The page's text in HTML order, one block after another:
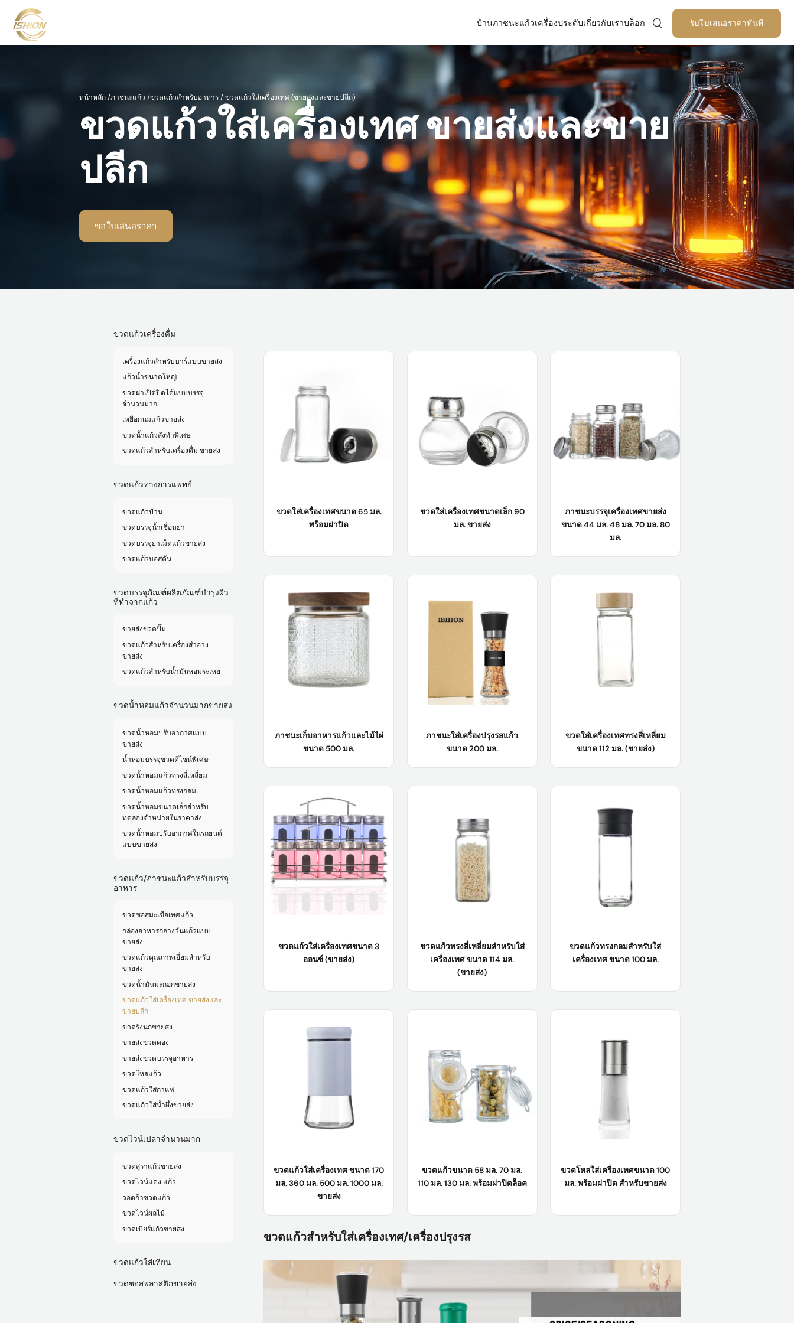
บ้านภาชนะแก้วเครื่องประดับ
ฝาปิดภาชนะแก้ว
กล่องขวดแก้ว
ปั๊มสเปรย์สำหรับภาชนะ
แก้ว
เกี่ยวกับเราบล็อก รับใบเสนอราคาทันที
หน้าหลัก/ภาชนะแก้ว /ขวดแก้วสำหรับอาหาร / ขวดแก้วใส่เครื่องเทศ (ขายส่งและขายปลีก)
ขวดแก้วใส่เครื่องเทศ ขายส่งและขาย
ปลีก
ขอใบเสนอราคา
ขวดแก้วเครื่องดื่ม
เครื่องแก้วสำหรับบาร์แบบขายส่ง
แก้วน้ำขนาดใหญ่
ขวดฝาเปิดปิดได้แบบบรรจุ
จำนวนมาก
เหยือกนมแก้วขายส่ง
ขวดน้ำแก้วสั่งทำพิเศษ
ขวดแก้วสำหรับเครื่องดื่ม ขายส่ง
ขวดแก้วทางการแพทย์
ขวดแก้วป่าน
ขวดบรรจุน้ำเชื่อมยา
ขวดบรรจุยาเม็ดแก้วขายส่ง
ขวดแก้วบอสตัน
ขวดบรรจุภัณฑ์ผลิตภัณฑ์บำรุงผิว
ที่ทำจากแก้ว
ขายส่งขวดปั๊ม
ขวดแก้วสำหรับเครื่องสำอาง
ขายส่ง
ขวดแก้วสำหรับน้ำมันหอมระเหย
ขวดน้ำหอมแก้วจำนวนมากขายส่ง
ขวดน้ำหอมปรับอากาศแบบ
ขายส่ง
น้ำหอมบรรจุขวดดีไซน์พิเศษ
ขวดน้ำหอมแก้วทรงสี่เหลี่ยม
ขวดน้ำหอมแก้วทรงกลม
ขวดน้ำหอมขนาดเล็กสำหรับ
ทดลองจำหน่ายในราคาส่ง
ขวดน้ำหอมปรับอากาศในรถยนต์
แบบขายส่ง
ขวดแก้ว/ภาชนะแก้วสำหรับบรรจุ
อาหาร
ขวดซอสมะเขือเทศแก้ว
กล่องอาหารกลางวันแก้วแบบ
ขายส่ง
ขวดแก้วคุณภาพเยี่ยมสำหรับ
ขายส่ง
ขวดน้ำมันมะกอกขายส่ง
ขวดแก้วใส่เครื่องเทศ ขายส่งและ
ขายปลีก
ขวดรังนกขายส่ง
ขายส่งขวดดอง
ขายส่งขวดบรรจุอาหาร
ขวดโหลแก้ว
ขวดแก้วใส่กาแฟ
ขวดแก้วใส่น้ำผึ้งขายส่ง
ขวดไวน์เปล่าจำนวนมาก
ขวดสุราแก้วขายส่ง
ขวดไวน์แดง แก้ว
วอดก้าขวดแก้ว
ขวดไวน์ผลไม้
ขวดเบียร์แก้วขายส่ง
ขวดแก้วใส่เทียน
ขวดซอสพลาสติกขายส่ง
ขวดใส่เครื่องเทศขนาด 65 มล.
พร้อมฝาปิด
วัสดุตัวเครื่อง:
ตัวอย่าง:ตัวอย่างสินค้ามีให้คุณฟรี
โลโก้:โลโก้ของลูกค้าที่ยอมรับได้
เรียนรู้เพิ่มเติม
ขวดใส่เครื่องเทศขนาดเล็ก 90
มล. ขายส่ง
วัสดุตัวเครื่อง:กระจก
วิธีใช้: ปรุงรสด้วยพริกไทย เกลือทะเล
(OEM/ODM):
5,000 ชิ้น
เรียนรู้เพิ่มเติม
ภาชนะบรรจุเครื่องเทศขายส่ง
ขนาด 44 มล. 48 มล. 70 มล. 80
มล.
วัสดุตัวเครื่อง:กระจก
ใส/ตามความต้องการของลูกค้า
การใช้งานในอุตสาหกรรม:
เรียนรู้เพิ่มเติม
ภาชนะเก็บอาหารแก้วและไม้ไผ่
ขนาด 500 มล.
สี :ใส/ตามความต้องการของลูกค้า
รับผลิต สินค้าตามสั่ง(OEM/ODM):
จำนวนสั่งซื้อขั้นต่ำ:
5000 ชิ้น
เรียนรู้เพิ่มเติม
ภาชนะใส่เครื่องปรุงรสแก้ว
ขนาด 200 มล.
ใส/ตามความต้องการของลูกค้า
พริกไทย, พริกเสฉวน, เกลือทะเล
เรียนรู้เพิ่มเติม
ขวดใส่เครื่องเทศทรงสี่เหลี่ยม
ขนาด 112 มล. (ขายส่ง)
วัสดุตัวเครื่อง:กระจก
ขวดแก้วใส่เครื่องเทศขนาด 3
ออนซ์ (ขายส่ง)
87 มล./ปรับแต่งได้
สำหรับบรรจุเครื่องเทศ
เรียนรู้เพิ่มเติม
ขวดแก้วทรงสี่เหลี่ยมสำหรับใส่
เครื่องเทศ ขนาด 114 มล.
(ขายส่ง)
ใส/ปรับแต่งได้
การใช้งานในอุตสาหกรรม:อาหาร
เรียนรู้เพิ่มเติม
ขวดแก้วทรงกลมสำหรับใส่
เครื่องเทศ ขนาด 100 มล.
การใช้งานในอุตสาหกรรม:
ขวดแก้วใส่เครื่องเทศ ขนาด 170
มล. 360 มล. 500 มล. 1000 มล.
ขายส่ง
ชื่อสินค้า: ขวดแก้วบรรจุเครื่องเทศ
ขนาด 170 มล., 360 มล., 500 มล.,
วัสดุตัวเครื่อง:
ตัวอย่างสินค้ามีให้คุณฟรี
โลโก้ของลูกค้าที่ยอมรับได้
เรียนรู้เพิ่มเติม
ขวดแก้วขนาด 58 มล. 70 มล.
110 มล. 130 มล. พร้อมฝาปิดล็อค
ชื่อสินค้า: ขวดแก้วขนาด 58 มล., 70
มล., 110 มล., 130 มล. พร้อมฝาปิดล็อค
ตัวอย่าง :ฟรี
วัสดุของฝา:ฝาแก้ว
ใส/กำหนดเอง
ขวดโหลใส่เครื่องเทศขนาด 100
มล. พร้อมฝาปิด สำหรับขายส่ง
วัสดุตัวเครื่อง:กระจก
ตัวอย่างสินค้ามีให้คุณฟรี
โลโก้:โลโก้ของลูกค้าที่ยอมรับได้
ขวดแก้วสำหรับใส่เครื่องเทศ/เครื่องปรุงรส